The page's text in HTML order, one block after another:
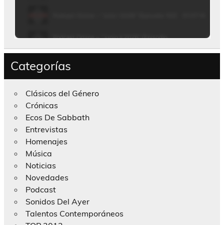
Categorías
Clásicos del Género
Crónicas
Ecos De Sabbath
Entrevistas
Homenajes
Música
Noticias
Novedades
Podcast
Sonidos Del Ayer
Talentos Contemporáneos